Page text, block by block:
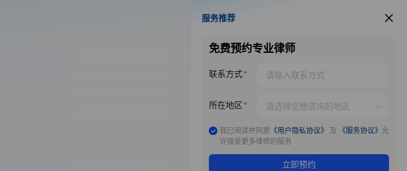
服务推荐
服务推荐
免费预约专业律师
联系方式
所在地区
我已阅读并同意 《用户隐私协议》 及 《服务协议》 允
许接受更多律师的服务
立即预约